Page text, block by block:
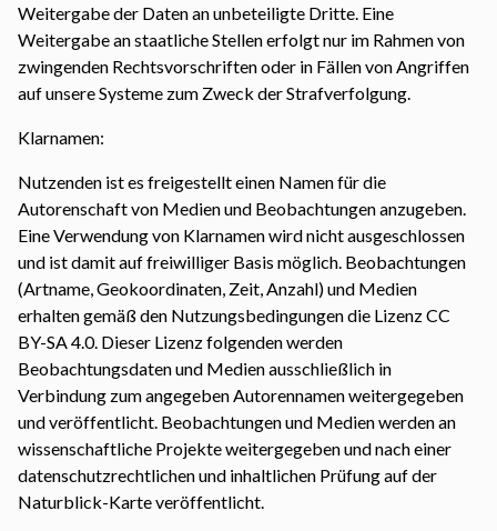
Weitergabe der Daten an unbeteiligte Dritte. Eine
Weitergabe an staatliche Stellen erfolgt nur im Rahmen von
zwingenden Rechtsvorschriften oder in Fällen von Angriffen
auf unsere Systeme zum Zweck der Strafverfolgung.
Klarnamen:
Nutzenden ist es freigestellt einen Namen für die
Autorenschaft von Medien und Beobachtungen anzugeben.
Eine Verwendung von Klarnamen wird nicht ausgeschlossen
und ist damit auf freiwilliger Basis möglich. Beobachtungen
(Artname, Geokoordinaten, Zeit, Anzahl) und Medien
erhalten gemäß den Nutzungsbedingungen die Lizenz CC
BY-SA 4.0. Dieser Lizenz folgenden werden
Beobachtungsdaten und Medien ausschließlich in
Verbindung zum angegeben Autorennamen weitergegeben
und veröffentlicht. Beobachtungen und Medien werden an
wissenschaftliche Projekte weitergegeben und nach einer
datenschutzrechtlichen und inhaltlichen Prüfung auf der
Naturblick-Karte veröffentlicht.